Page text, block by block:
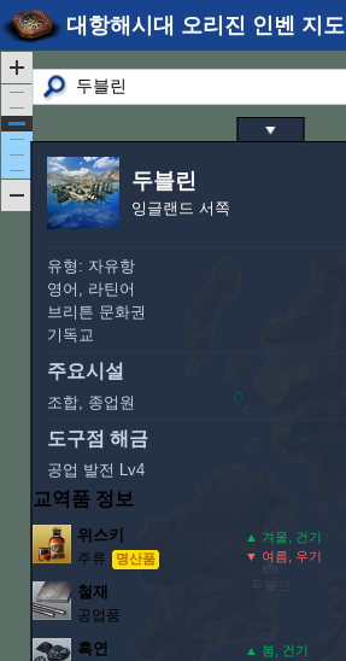
대항해시대 오리진 인벤 지도
두블린
잉글랜드 서쪽
유형: 자유항
영어, 라틴어
브리튼 문화권
기독교
주요시설
조합, 종업원
도구점 해금
공업 발전 Lv4
교역품 정보
위스키
주류 명산품
▲ 겨울, 건기
▼ 여름, 우기
철재
공업품
흑연
▲ 봄, 건기